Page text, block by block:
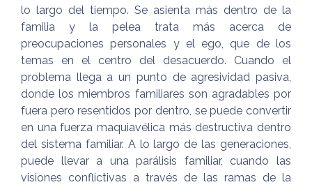
lo largo del tiempo. Se asienta más dentro de la
familia y la pelea trata más acerca de
preocupaciones personales y el ego, que de los
temas en el centro del desacuerdo. Cuando el
problema llega a un punto de agresividad pasiva,
donde los miembros familiares son agradables por
fuera pero resentidos por dentro, se puede convertir
en una fuerza maquiavélica más destructiva dentro
del sistema familiar. A lo largo de las generaciones,
puede llevar a una parálisis familiar, cuando las
visiones conflictivas a través de las ramas de la